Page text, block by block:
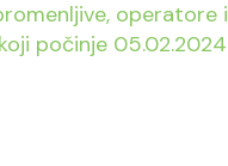
počinje